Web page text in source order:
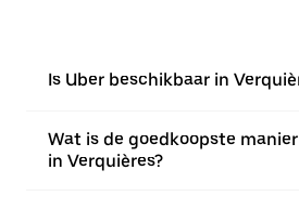
Is Uber beschikbaar in
Wat is de goedkoopste
in Verquières?